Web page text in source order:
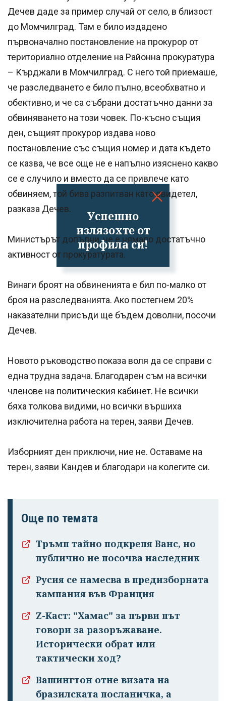
Успешно
излязохте от
профила си!
Дечев даде за пример случай от село, в близост
до Момчилград. Там е било издадено
първоначално постановление на прокурор от
териториално отделение на Районна прокуратура
– Кърджали в Момчилград. С него той приемаше,
че разследването е било пълно, всеобхватно и
обективно, и че са събрани достатъчно данни за
обвиняването на този човек. По-късно същия
ден, същият прокурор издава ново
постановление със същия номер и дата където
се казва, че все още не е напълно изяснено какво
се е случило и вместо да се привлече като
обвиняем, той бива разпитван като свидетел,
разказа Дечев.
Министърът допълни, че е нямало достатъчно
активност от прокуратурата.
Винаги броят на обвиненията е бил по-малко от
броя на разследванията. Ако постегнем 20%
наказателни присъди ще бъдем доволни, посочи
Дечев.
Новото ръководство показа воля да се справи с
една трудна задача. Благодарен съм на всички
членове на политическия кабинет. Не всички
бяха толкова видими, но всички вършиха
изключителна работа на терен, заяви Дечев.
Изборният ден приключи, ние не. Оставаме на
терен, заяви Кандев и благодари на колегите си.
Още по темата
Тръмп тайно подкрепя Ванс, но
публично не посочва наследник
Русия се намесва в предизборната
кампания във Франция
Z-Каст: "Хамас" за първи път
говори за разоръжаване.
Исторически обрат или
тактически ход?
Вашингтон отне визата на
бразилската посланичка, а